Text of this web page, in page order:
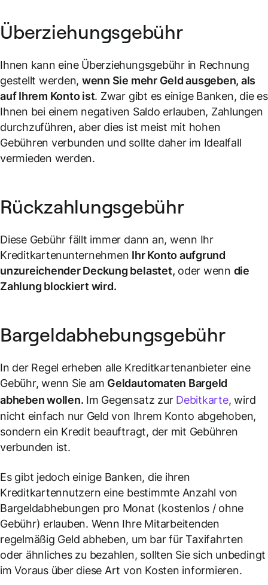
Überziehungsgebühr
Ihnen kann eine Überziehungsgebühr in Rechnung
gestellt werden, wenn Sie mehr Geld ausgeben, als
auf Ihrem Konto ist. Zwar gibt es einige Banken, die es
Ihnen bei einem negativen Saldo erlauben, Zahlungen
durchzuführen, aber dies ist meist mit hohen
Gebühren verbunden und sollte daher im Idealfall
vermieden werden.
Rückzahlungsgebühr
Diese Gebühr fällt immer dann an, wenn Ihr
Kreditkartenunternehmen Ihr Konto aufgrund
unzureichender Deckung belastet, oder wenn die
Zahlung blockiert wird.
Bargeldabhebungsgebühr
In der Regel erheben alle Kreditkartenanbieter eine
Gebühr, wenn Sie am Geldautomaten Bargeld
abheben wollen. Im Gegensatz zur Debitkarte, wird
nicht einfach nur Geld von Ihrem Konto abgehoben,
sondern ein Kredit beauftragt, der mit Gebühren
verbunden ist.
Es gibt jedoch einige Banken, die ihren
Kreditkartennutzern eine bestimmte Anzahl von
Bargeldabhebungen pro Monat (kostenlos / ohne
Gebühr) erlauben. Wenn Ihre Mitarbeitenden
regelmäßig Geld abheben, um bar für Taxifahrten
oder ähnliches zu bezahlen, sollten Sie sich unbedingt
im Voraus über diese Art von Kosten informieren.